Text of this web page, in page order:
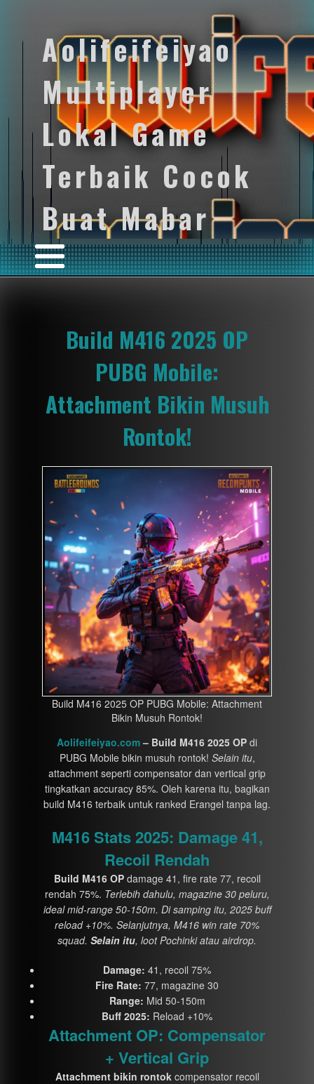
Aolifeifeiyao
Multiplayer
Lokal Game
Terbaik Cocok
Buat Mabar
Build M416 2025 OP
PUBG Mobile:
Attachment Bikin Musuh
Rontok!
Build M416 2025 OP PUBG Mobile: Attachment
Bikin Musuh Rontok!
Aolifeifeiyao.com– Build M416 2025 OP di
PUBG Mobile bikin musuh rontok! Selain itu,
attachment seperti compensator dan vertical grip
tingkatkan accuracy 85%. Oleh karena itu, bagikan
build M416 terbaik untuk ranked Erangel tanpa lag.
M416 Stats 2025: Damage 41,
Recoil Rendah
Build M416 OPdamage 41, fire rate 77, recoil
rendah 75%. Terlebih dahulu, magazine 30 peluru,
ideal mid-range 50-150m. Di samping itu, 2025 buff
reload +10%. Selanjutnya, M416 win rate 70%
squad. Selain itu, loot Pochinki atau airdrop.
Damage: 41, recoil 75%
Fire Rate: 77, magazine 30
Range: Mid 50-150m
Buff 2025: Reload +10%
Attachment OP: Compensator
+ Vertical Grip
Attachment bikin rontokcompensator recoil